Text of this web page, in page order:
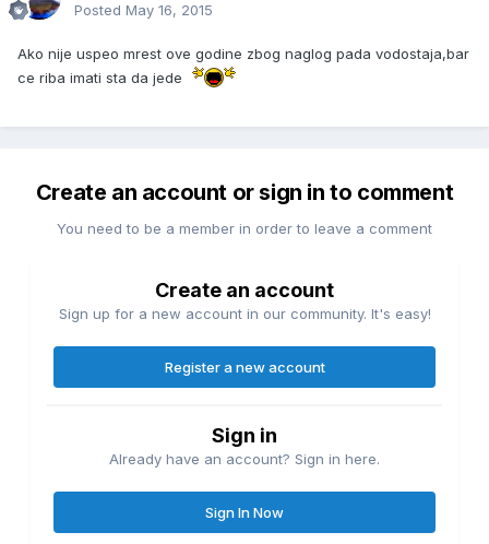
Posted May 16, 2015
Ako nije uspeo mrest ove godine zbog naglog pada vodostaja,bar
ce riba imati sta da jede
Create an account or sign in to comment
You need to be a member in order to leave a comment
Create an account
Sign up for a new account in our community. It's easy!
Register a new account
Sign in
Already have an account? Sign in here.
Sign In Now